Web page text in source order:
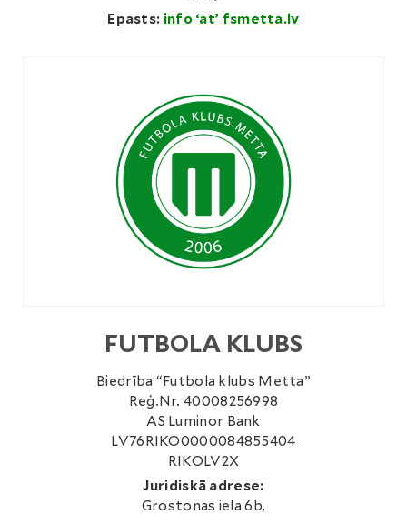
Epasts: info ‘at’ fsmetta.lv
FUTBOLA KLUBS
Biedrība “Futbola klubs Metta”
Reģ.Nr. 40008256998
AS Luminor Bank
LV76RIKO0000084855404
RIKOLV2X
Juridiskā adrese:
Grostonas iela 6b,